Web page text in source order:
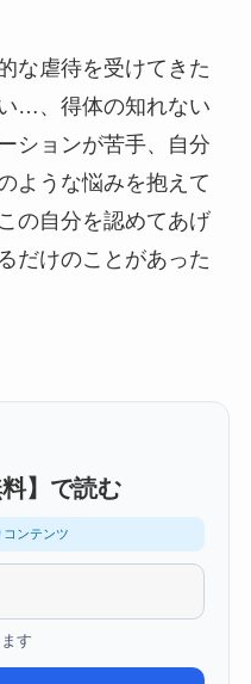
な虐待を受けてきた
…、得体の知れない
ションが苦手、自分
ような悩みを抱えて
の自分を認めてあげ
だけのことがあった
】で読む
ンテンツ
す